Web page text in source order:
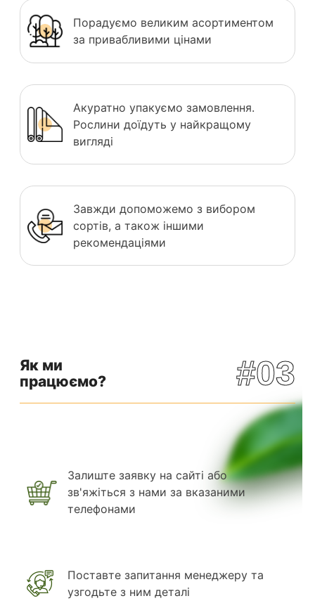
Порадуємо великим асортиментом
за привабливими цінами
Акуратно упакуємо замовлення.
Рослини доїдуть у найкращому
вигляді
Завжди допоможемо з вибором
сортів, а також іншими
рекомендаціями
Як ми
працюємо?
#03
Залиште заявку на сайті або
зв'яжіться з нами за вказаними
телефонами
Поставте запитання менеджеру та
узгодьте з ним деталі